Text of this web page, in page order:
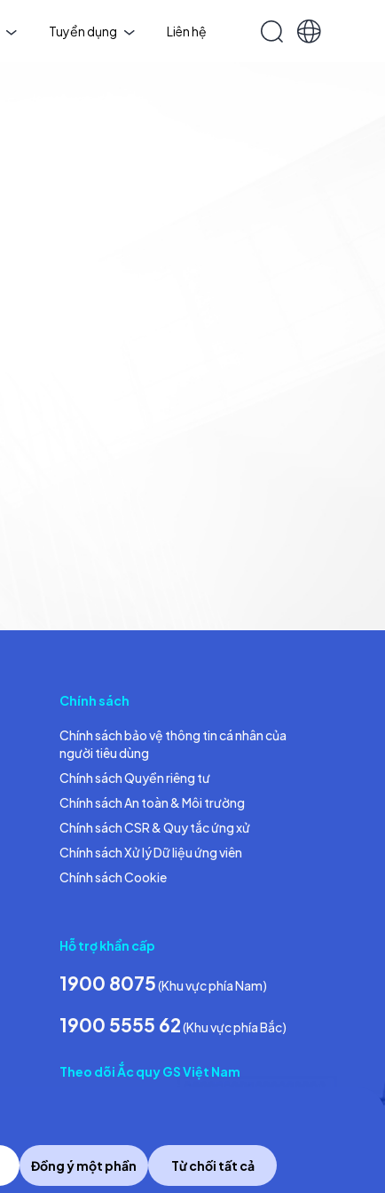
Tuyển dụng Liên hệ
Chính sách
Chính sách bảo vệ thông tin cá nhân của
người tiêu dùng
Chính sách Quyền riêng tư
Chính sách An toàn & Môi trường
Chính sách CSR & Quy tắc ứng xử
Chính sách Xử lý Dữ liệu ứng viên
Chính sách Cookie
Hỗ trợ khẩn cấp
1900 8075(Khu vực phía Nam)
1900 5555 62(Khu vực phía Bắc)
Theo dõi Ắc quy GS Việt Nam
Copyright © 2014 GS Battery Vietnam Co., Ltd
Đồng ý một phần Từ chối tất cả